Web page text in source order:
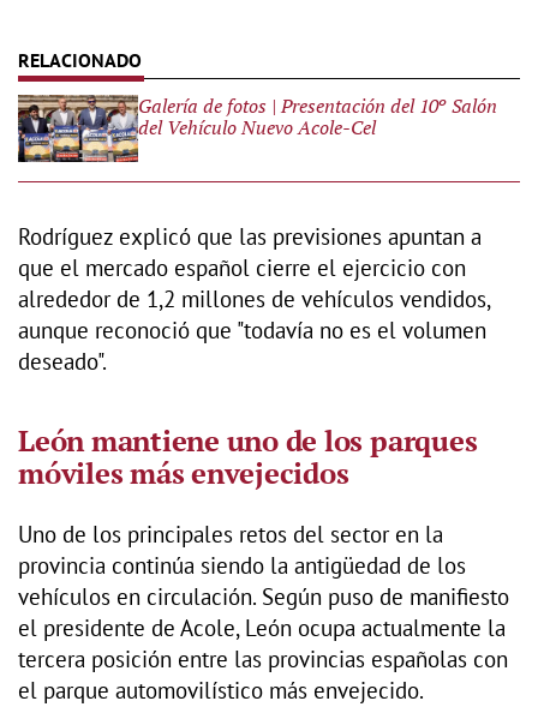
Galería de fotos | Presentación del 10º Salón
del Vehículo Nuevo Acole-Cel
Rodríguez explicó que las previsiones apuntan a
que el mercado español cierre el ejercicio con
alrededor de 1,2 millones de vehículos vendidos,
aunque reconoció que "todavía no es el volumen
deseado".
León mantiene uno de los parques
móviles más envejecidos
Uno de los principales retos del sector en la
provincia continúa siendo la antigüedad de los
vehículos en circulación. Según puso de manifiesto
el presidente de Acole, León ocupa actualmente la
tercera posición entre las provincias españolas con
el parque automovilístico más envejecido.